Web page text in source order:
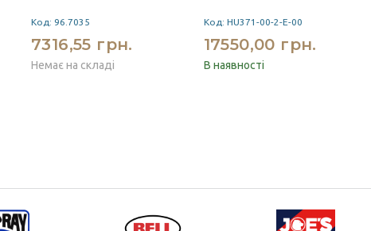
Код: 96.7035
7316,55 грн.
Немає на складі
Код: HU371-00-2-E-00
17550,00 грн.
В наявності